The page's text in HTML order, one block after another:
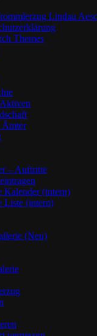
Lindau
Themes
Ämter
– Auftritte
Kalender (intern)
Liste (intern)
(Neu)